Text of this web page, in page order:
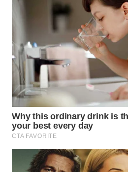
WN
MALUT
WN
DAIRI
WN
DANAU
TOBA
WN